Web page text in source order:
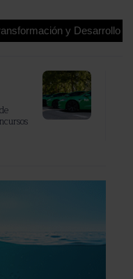
y Desarrollo para